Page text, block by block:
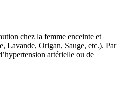
chez la femme enceinte et
Lavande, Origan, Sauge, etc.). Par
artérielle ou de